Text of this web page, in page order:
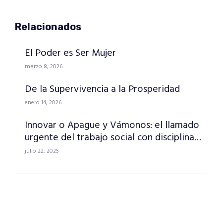
Relacionados
El Poder es Ser Mujer
marzo 8, 2026
De la Supervivencia a la Prosperidad
enero 14, 2026
Innovar o Apague y Vámonos: el llamado
urgente del trabajo social con disciplina…
julio 22, 2025